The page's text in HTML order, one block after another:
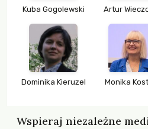
Kuba Gogolewski Artur
Dominika Kieruzel Monika
Wspieraj niezależne